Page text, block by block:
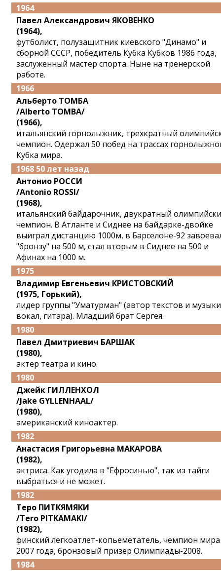
1964
Павел Александрович ЯКОВЕНКО
(1964),
футболист, полузащитник киевского "Динамо" и
сборной СССР, победитель Кубка Кубков 1986 года,
заслуженный мастер спорта. Ныне на тренерской
работе.
1966
Альберто ТОМБА
/Alberto TOMBA/
(1966),
итальянский горнолыжник, трехкратный
чемпион. Одержал 50 побед на трассах
Кубка мира.
1968 50 лет назад
Антонио РОССИ
/Antonio ROSSI/
(1968),
итальянский байдарочник, двукратный
чемпион. В Атланте и Сиднее на байдарке-двойке
выиграл дистанцию 1000м, в Барселоне-92
"бронзу" на 500 м, стал вторым в Сиднее на 500 и
Афинах на 1000 м.
1975
Владимир Евгеньевич КРИСТОВСКИЙ
(1975, Горький),
лидер группы "Уматурман" (автор текстов и
вокал, гитара). Младший брат Сергея.
1980
Павел Дмитриевич БАРШАК
(1980),
актер театра и кино.
1980
Джейк ГИЛЛЕНХОЛ
/Jake GYLLENHAAL/
(1980),
американский киноактер.
1982
Анастасия Григорьевна МАКАРОВА
(1982),
актриса. Как угодила в "Ефросинью", так из тайги
выбраться и не может.
1982
Теро ПИТКЯМЯКИ
/Tero PITKAMAKI/
(1982),
финский легкоатлет-копьеметатель, чемпион мира
2007 года, бронзовый призер Олимпиады-2008.
1984